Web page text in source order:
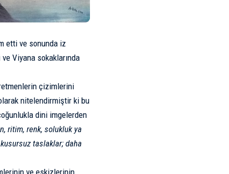
etti ve sonunda iz
Viyana sokaklarında
çizimlerini
nitelendirmiştir ki bu
dini imgelerden
ritim, renk, solukluk ya
taslaklar; daha